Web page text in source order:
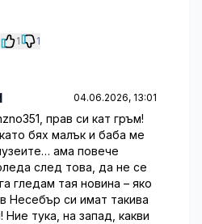
1 1
04.06.2026, 13:01
прав си кат гръм!
бях малък и баба ме
ама повече
след това, да не се
гледам тая новина – яко
Несебър си имат такива
тука, на запад, какви